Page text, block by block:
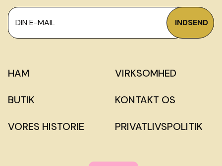
HAM
BUTIK
VORES HISTORIE
VIRKSOMHED
KONTAKT OS
PRIVATLIVSPOLITIK